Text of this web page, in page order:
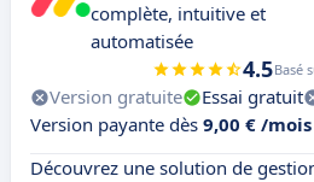
complète, intuitive et
automatisée
4.5Basé
Version gratuite Essai gratuit
Version payante dès 9,00 € /mois
Découvrez une solution de